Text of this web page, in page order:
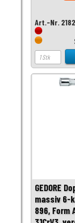
Art.-Nr.
GEDORE
massiv 6-
896, Form